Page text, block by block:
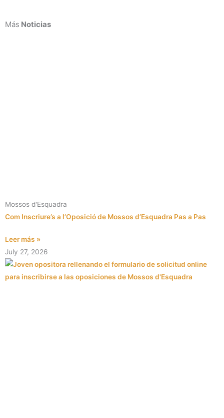
Más Noticias
Mossos d'Esquadra
Com Inscriure’s a l’Oposició de Mossos d’Esquadra Pas a Pas
Leer más »
July 27, 2026